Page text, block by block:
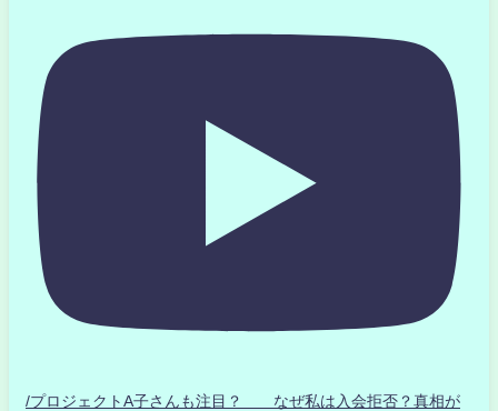
/プロジェクトA子さんも注目？ なぜ私は入会拒否？真相が